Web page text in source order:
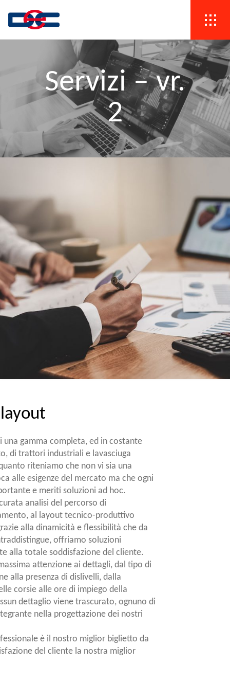
Servizi – vr.
2
una gamma completa, ed in costante
di trattori industriali e lavasciuga
riteniamo che non vi sia una
alle esigenze del mercato ma che ogni
e meriti soluzioni ad hoc.
analisi del percorso di
al layout tecnico-produttivo
alla dinamicità e flessibilità che da
offriamo soluzioni
alla totale soddisfazione del cliente.
attenzione ai dettagli, dal tipo di
alla presenza di dislivelli, dalla
corsie alle ore di impiego della
dettaglio viene trascurato, ognuno di
nella progettazione dei nostri
è il nostro miglior biglietto da
del cliente la nostra miglior